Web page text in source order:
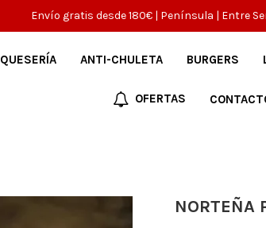
Envío gratis desde 180€ | Península | Entre
QUESERÍA ANTI-CHULETA BURGERS
OFERTAS
NORTEÑA